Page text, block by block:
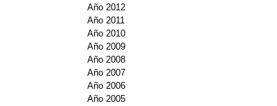
Año 2012
Año 2011
Año 2010
Año 2009
Año 2008
Año 2007
Año 2006
Año 2005